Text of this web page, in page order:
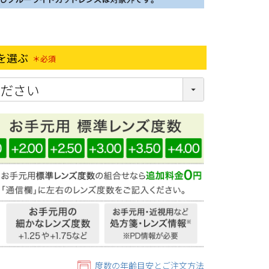
選ぶ
(必須)
度数の年齢目安とご注文方法